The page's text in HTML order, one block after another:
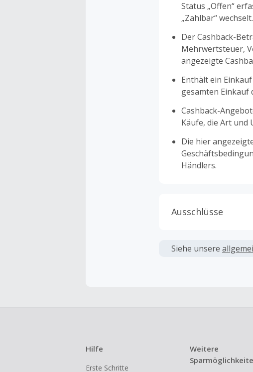
Status „Offen“
„Zahlbar“ wechselt.
Der Cashback-
Mehrwertsteuer,
angezeigte
Enthält ein
gesamten Einkauf
Cashback-
Käufe, die Art und
Die hier
Händlers.
Ausschlüsse
verwendet
Gewerbliche,
Siehe unsere
Hilfe
Erste Schritte
Weitere